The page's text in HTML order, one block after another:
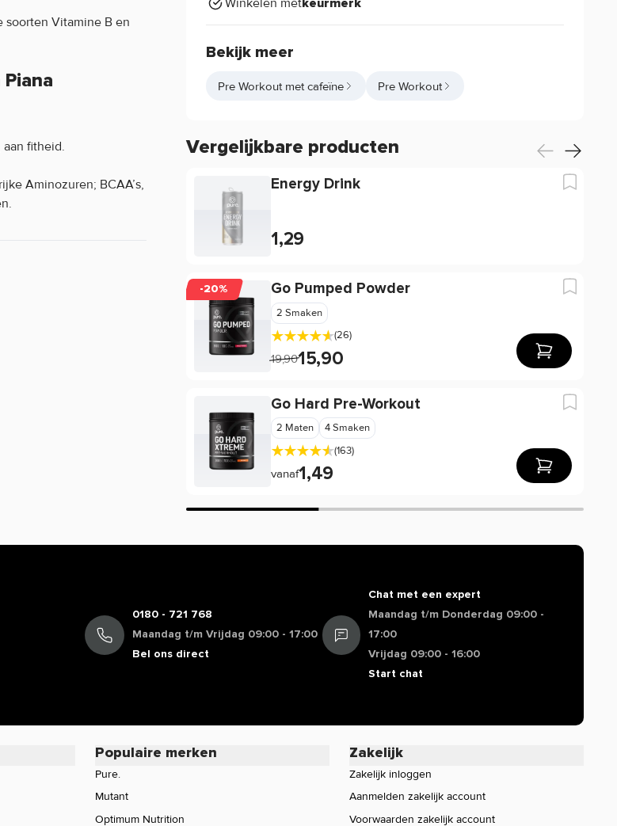
keurmerk
Bekijk meer
Pre Workout met cafeïne Pre Workout
Vergelijkbare producten
Energy Drink
1,29
-20% Go Pumped Powder
2 Smaken
(26)
19,9015,90
Go Hard Pre-Workout
2 Maten
4 Smaken
(163)
vanaf1,49
soorten Vitamine B en
fitheid.
Aminozuren; BCAA’s,
je training in te
0180 - 721 768
Maandag t/m Vrijdag 09:00 - 17:00
Bel ons direct
Chat met een expert
Maandag t/m Donderdag 09:00 -
17:00
Vrijdag 09:00 - 16:00
Start chat
Populaire merken
Pure.
Mutant
Optimum Nutrition
Zakelijk
Zakelijk inloggen
Aanmelden zakelijk account
Voorwaarden zakelijk account